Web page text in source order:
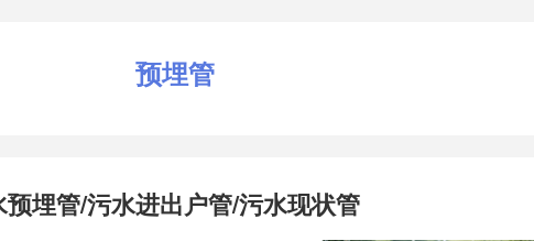
预埋管
埋管/污水进出户管/污水现状管